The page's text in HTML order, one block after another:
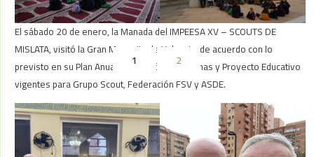
El sábado 20 de enero, la Manada del IMPEESA XV – SCOUTS DE
MISLATA, visitó la Gran Mezquita de Valencia, de acuerdo con lo
previsto en su Plan Anual de Sección, Programas y Proyecto Educativo
vigentes para Grupo Scout, Federación FSV y ASDE.
1 2